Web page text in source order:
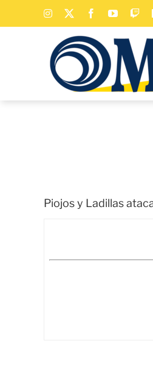
Instagram FacebookYouTube
Piojos y Ladillas